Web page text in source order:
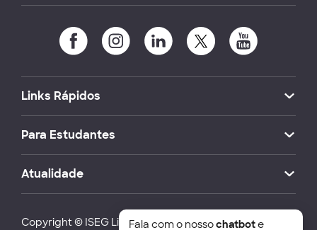
Links Rápidos
Para Estudantes
Atualidade
Copyright © ISEG Lisbon School of Economics and
Fala com o nossochatbote